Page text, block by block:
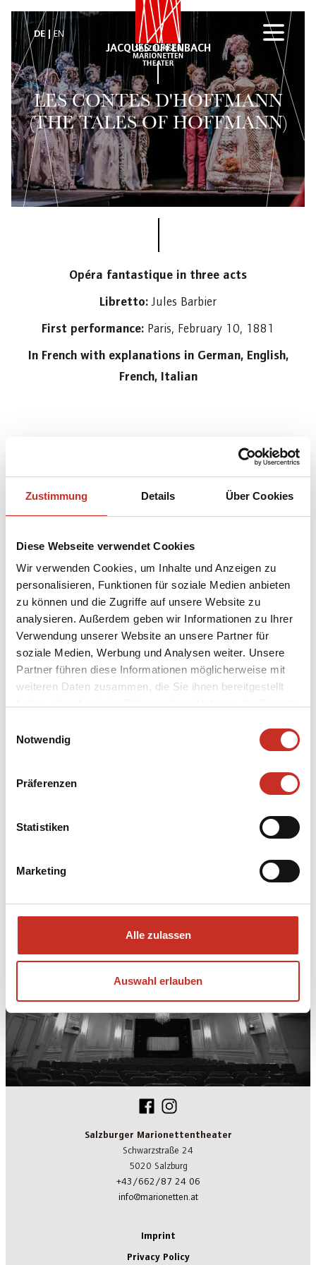
Zustimmung Details Über Cookies
Diese Webseite verwendet Cookies
Wir verwenden Cookies, um Inhalte und Anzeigen zu
personalisieren, Funktionen für soziale Medien anbieten
zu können und die Zugriffe auf unsere Website zu
analysieren. Außerdem geben wir Informationen zu Ihrer
Verwendung unserer Website an unsere Partner für
soziale Medien, Werbung und Analysen weiter. Unsere
Partner führen diese Informationen möglicherweise mit
weiteren Daten zusammen, die Sie ihnen bereitgestellt
Notwendig
Präferenzen
Statistiken
Marketing
Alle zulassen
Auswahl erlauben
DE EN
JACQUES OFFENBACH
LES CONTES D'HOFFMANN
(THE TALES OF HOFFMANN)
Opéra fantastique in three acts
Libretto: Jules Barbier
First performance: Paris, February 10, 1881
In French with explanations in German, English,
French, Italian
2 hours (intermission after the second
ENSEMBLE
ABSTRACT
ABOUT THE PLAY
VEREIN DER FREUNDE
NEWSLETTER
Salzburger Marionettentheater
Schwarzstraße 24
5020 Salzburg
+43/662/87 24 06
info@marionetten.at
Imprint
Privacy Policy